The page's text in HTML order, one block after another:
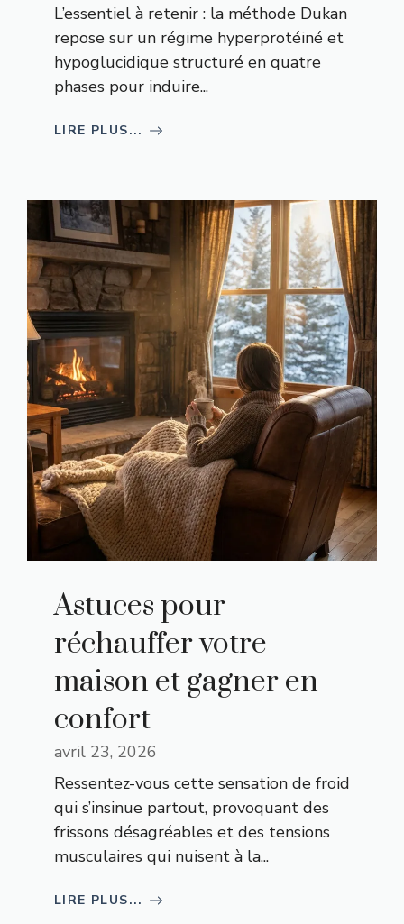
L’essentiel à retenir : la méthode Dukan
repose sur un régime hyperprotéiné et
hypoglucidique structuré en quatre
phases pour induire...
LIRE PLUS...
Astuces pour
réchauffer votre
maison et gagner en
confort
avril 23, 2026
Ressentez-vous cette sensation de froid
qui s’insinue partout, provoquant des
frissons désagréables et des tensions
musculaires qui nuisent à la...
LIRE PLUS...